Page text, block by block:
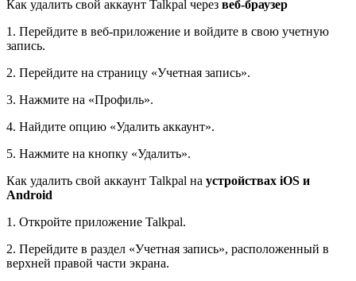
Как удалить свой аккаунт Talkpal через веб-браузер
1. Перейдите в веб-приложение и войдите в свою учетную
запись.
2. Перейдите на страницу «Учетная запись».
3. Нажмите на «Профиль».
4. Найдите опцию «Удалить аккаунт».
5. Нажмите на кнопку «Удалить».
Как удалить свой аккаунт Talkpal на устройствах iOS и
Android
1. Откройте приложение Talkpal.
2. Перейдите в раздел «Учетная запись», расположенный в
верхней правой части экрана.